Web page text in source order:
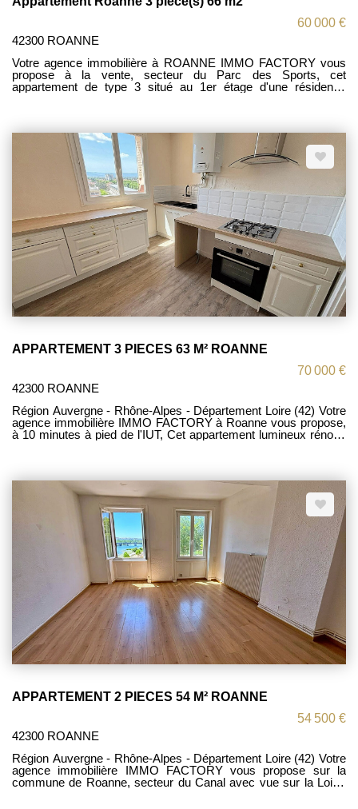
60 000 €
42300 ROANNE
Votre agence immobilière à ROANNE IMMO FACTORY vous
propose à la vente, secteur du Parc des Sports, cet
appartement de type 3 situé au 1er étage d'une résidence
confortables, d'une salle d'eau ainsi que d'un WC indépendant.
Idéal primo accédants ou investisseurs Pour tout
renseignement complémentaire ou pour organiser une visite,
contactez notre agence.
APPARTEMENT 3 PIECES 63 M² ROANNE
70 000 €
42300 ROANNE
Région Auvergne - Rhône-Alpes - Département Loire (42) Votre
agence immobilière IMMO FACTORY à Roanne vous propose,
à 10 minutes à pied de l'IUT, Cet appartement lumineux rénové
cuisine aménagée avec vue dégagée, dégagement, deux
chambres, salle d'eau et W.C. indépendant. Une cave en sous-
sol vient s'ajouter à ce bien. Stationnement libre dans la
résidence. Caractéristiques : chauffage individuel électrique,
menuiseries PVC double vitrage, électricité refaite. IDEAL
INVESTISSEMENT LOCATIF OU PREMIER ACHAT
APPARTEMENT 2 PIECES 54 M² ROANNE
54 500 €
42300 ROANNE
Région Auvergne - Rhône-Alpes - Département Loire (42) Votre
agence immobilière IMMO FACTORY vous propose sur la
commune de Roanne, secteur du Canal avec vue sur la Loire,